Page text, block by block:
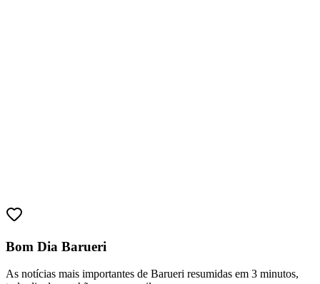
Bom Dia Barueri
As notícias mais importantes de Barueri resumidas em 3 minutos,